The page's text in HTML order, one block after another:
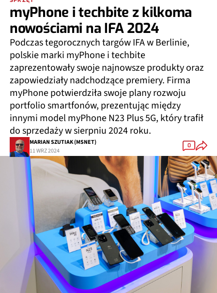
myPhone i techbite z kilkoma
nowościami na IFA 2024
Podczas tegorocznych targów IFA w Berlinie,
polskie marki myPhone i techbite
zaprezentowały swoje najnowsze produkty oraz
zapowiedziały nadchodzące premiery. Firma
myPhone potwierdziła swoje plany rozwoju
portfolio smartfonów, prezentując między
innymi model myPhone N23 Plus 5G, który trafił
do sprzedaży w sierpniu 2024 roku.
MARIAN SZUTIAK (MSNET)
11 WRZ 2024
0